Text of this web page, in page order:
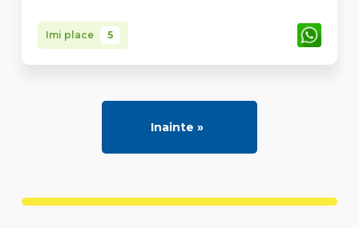
Imi place 5
Inainte »